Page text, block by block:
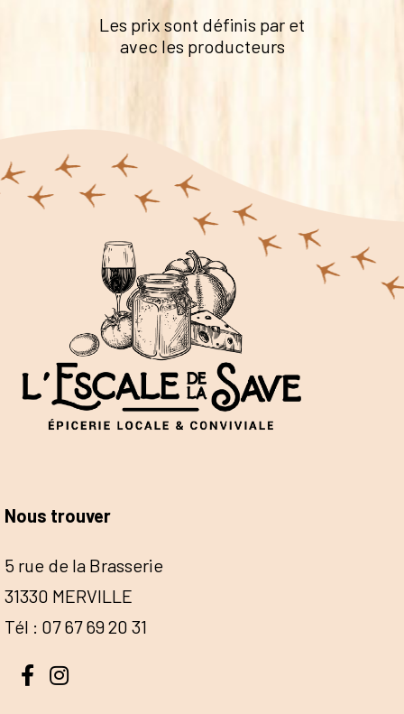
Les prix sont définis par et
avec les producteurs
Nous trouver
5 rue de la Brasserie
31330 MERVILLE
Tél : 07 67 69 20 31